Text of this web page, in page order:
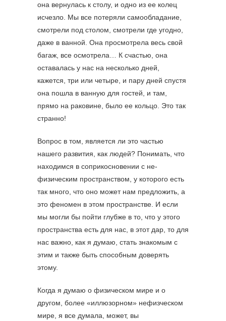
она вернулась к столу, и одно из ее колец
исчезло. Мы все потеряли самообладание,
смотрели под столом, смотрели где угодно,
даже в ванной. Она просмотрела весь свой
багаж, все осмотрела… К счастью, она
оставалась у нас на несколько дней,
кажется, три или четыре, и пару дней спустя
она пошла в ванную для гостей, и там,
прямо на раковине, было ее кольцо. Это так
странно!
Вопрос в том, является ли это частью
нашего развития, как людей? Понимать, что
находимся в соприкосновении с не-
физическим пространством, у которого есть
так много, что оно может нам предложить, а
это феномен в этом пространстве. И если
мы могли бы пойти глубже в то, что у этого
пространства есть для нас, в этот дар, то для
нас важно, как я думаю, стать знакомым с
этим и также быть способным доверять
этому.
Когда я думаю о физическом мире и о
другом, более «иллюзорном» нефизческом
мире, я все думала, может, вы